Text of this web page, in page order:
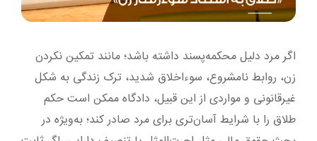
اگر مرد دلیل محکمه‌پسند داشته باشد؛ مانند تمکین نکردن
زن، روابط نامشروع، سوءاخلاق شدید، ترک زندگی به شکل
غیرقانونی و مواردی از این قبیل، دادگاه ممکن است حکم
طلاق را با شرایط آسان‌تری برای مرد صادر کند؛ به‌ویژه در